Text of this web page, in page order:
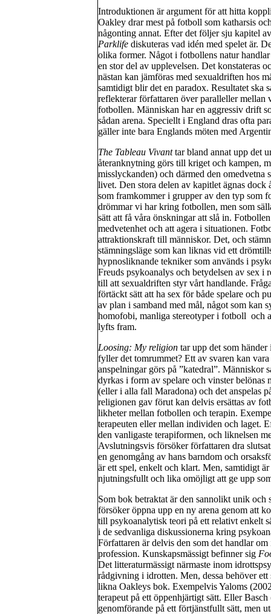
Introduktionen är argument för att hitta
Oakley drar mest på fotboll som katharsis
någonting annat. Efter det följer sju kapitel
Parklife diskuteras vad idén med spelet är.
olika former. Något i fotbollens natur
en stor del av upplevelsen. Det konstateras
nästan kan jämföras med sexualdriften hos
samtidigt blir det en paradox. Resultatet ska
reflekterar författaren över paralleller
fotbollen. Människan har en aggressiv drift
sådan arena. Speciellt i England dras ofta
gäller inte bara Englands möten med
The Tableau Vivanttar bland annat upp det
återanknytning görs till kriget och kampen,
misslyckanden) och därmed den
livet. Den stora delen av kapitlet ägnas
som framkommer i grupper av den typ som
drömmar vi har kring fotbollen, men som
sätt att få våra önskningar att slå in.
medvetenhet och att agera i situationen.
attraktionskraft till människor. Det, och
stämningsläge som kan liknas vid ett
hypnosliknande tekniker som används i
Freuds psykoanalys och betydelsen av sex
till att sexualdriften styr vårt handlande.
förtäckt sätt att ha sex för både spelare och
av plan i samband med mål, något som kan
homofobi, manliga stereotyper i fotboll och
lyfts fram.
Loosing: My religion tar upp det som
fyller det tomrummet? Ett av svaren kan
anspelningar görs på ”katedral”. Människor
dyrkas i form av spelare och vinster belönas
(eller i alla fall Maradona) och det anspelas
religionen gav förut kan delvis ersättas av
likheter mellan fotbollen och terapin.
terapeuten eller mellan individen och laget.
den vanligaste terapiformen, och liknelsen
Avslutningsvis försöker författaren dra
en genomgång av hans barndom och
är ett spel, enkelt och klart. Men, samtidigt
njutningsfullt och lika omöjligt att ge upp
Som bok betraktat är den sannolikt unik
försöker öppna upp en ny arena genom att
till psykoanalytisk teori på ett relativt enkelt
i de sedvanliga diskussionerna kring
Författaren är delvis den som det handlar
profession. Kunskapsmässigt befinner sig
Det litteraturmässigt närmaste inom
rådgivning i idrotten. Men, dessa behöver
likna Oakleys bok. Exempelvis Yaloms
terapeut på ett öppenhjärtigt sätt. Eller
genomförande på ett förtjänstfullt sätt, men